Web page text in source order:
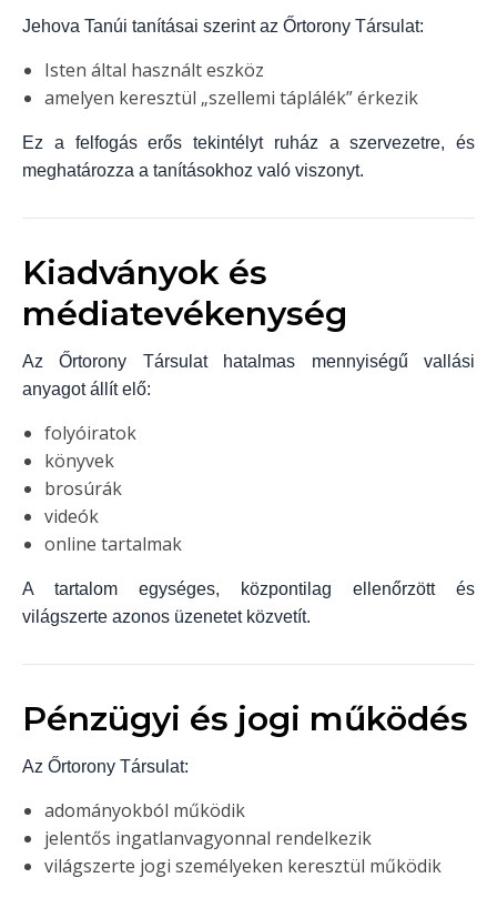
Jehova Tanúi tanításai szerint az Őrtorony Társulat:
Isten által használt eszköz
amelyen keresztül „szellemi táplálék” érkezik
Ez a felfogás erős tekintélyt ruház a szervezetre, és
meghatározza a tanításokhoz való viszonyt.
Kiadványok és
médiatevékenység
Az Őrtorony Társulat hatalmas mennyiségű vallási
anyagot állít elő:
folyóiratok
könyvek
brosúrák
videók
online tartalmak
A tartalom egységes, központilag ellenőrzött és
világszerte azonos üzenetet közvetít.
Pénzügyi és jogi működés
Az Őrtorony Társulat:
adományokból működik
jelentős ingatlanvagyonnal rendelkezik
világszerte jogi személyeken keresztül működik